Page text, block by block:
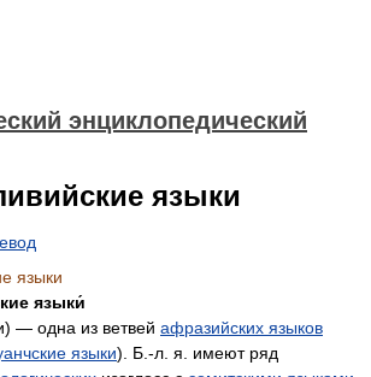
энциклопедический
языки
языки
языки́
— одна из ветвей афразийских языков
языки). Б.‑л. я. имеют ряд